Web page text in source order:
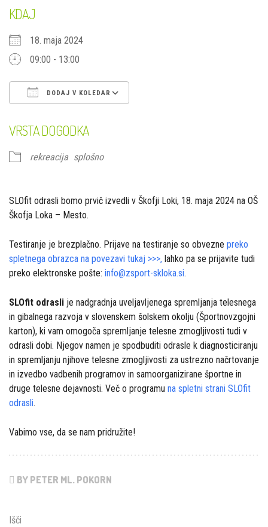
KDAJ
18. maja 2024
09:00 - 13:00
DODAJ V KOLEDAR
VRSTA DOGODKA
rekreacija splošno
SLOfit odrasli bomo prvič izvedli v Škofji Loki, 18. maja 2024 na OŠ
Škofja Loka – Mesto.
Testiranje je brezplačno. Prijave na testiranje so obvezne preko
spletnega obrazca na povezavi tukaj >>>, lahko pa se prijavite tudi
preko elektronske pošte: info@zsport-skloka.si.
SLOfit odrasli je nadgradnja uveljavljenega spremljanja telesnega
in gibalnega razvoja v slovenskem šolskem okolju (Športnovzgojni
karton), ki vam omogoča spremljanje telesne zmogljivosti tudi v
odrasli dobi. Njegov namen je spodbuditi odrasle k diagnosticiranju
in spremljanju njihove telesne zmogljivosti za ustrezno načrtovanje
in izvedbo vadbenih programov in samoorganizirane športne in
druge telesne dejavnosti. Več o programu na spletni strani SLOfit
odrasli.
Vabimo vse, da se nam pridružite!
BY PETER ML. POKORN
Išči